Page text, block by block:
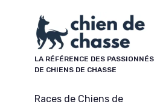
LA RÉFÉRENCE DES PASSIONNÉS
DE CHIENS DE CHASSE
Races de Chiens de